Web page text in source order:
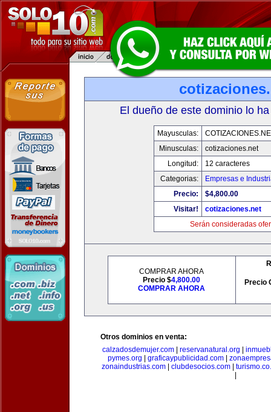
El dueño de este dominio lo
Mayusculas:
Minusculas:
cotizaciones.net
Longitud:
12 caracteres
Categorias:
Empresas e
Precio:
$4,800.00
Visitar!
cotizaciones.net
Serán consideradas
COMPRAR AHORA
Precio $4,800.00
COMPRAR AHORA
Precio
Otros dominios en venta:
calzadosdemujer.com
reservanatural.org
pymes.org
graficaypublicidad.com
zonaindustrias.com| clubdesocios.com|